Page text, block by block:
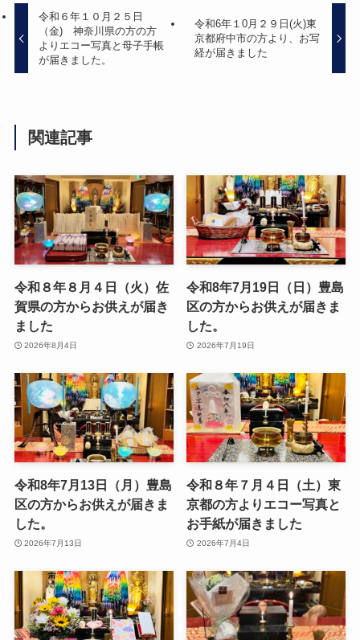
令和６年１０月２５日
（金) 神奈川県の方の方
よりエコー写真と母子手帳
が届きました。
令和6年１0月２９日(火)東
京都府中市の方より、お写
経が届きました
関連記事
令和８年８月４日（火）佐
賀県の方からお供えが届き
ました
2026年8月4日
令和8年7月19日（日）豊島
区の方からお供えが届きま
した。
2026年7月19日
令和8年7月13日（月）豊島
区の方からお供えが届きま
した。
2026年7月13日
令和８年７月４日（土）東
京都の方よりエコー写真と
お手紙が届きました
2026年7月4日